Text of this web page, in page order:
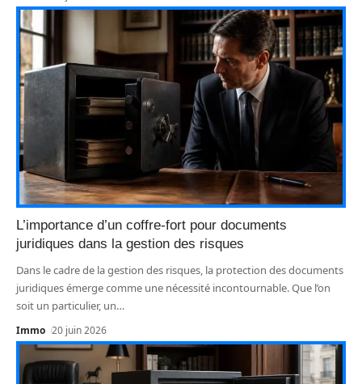
L’importance d’un coffre-fort pour documents
juridiques dans la gestion des risques
Dans le cadre de la gestion des risques, la protection des documents
juridiques émerge comme une nécessité incontournable. Que l’on
soit un particulier, un…
Immo 20 juin 2026